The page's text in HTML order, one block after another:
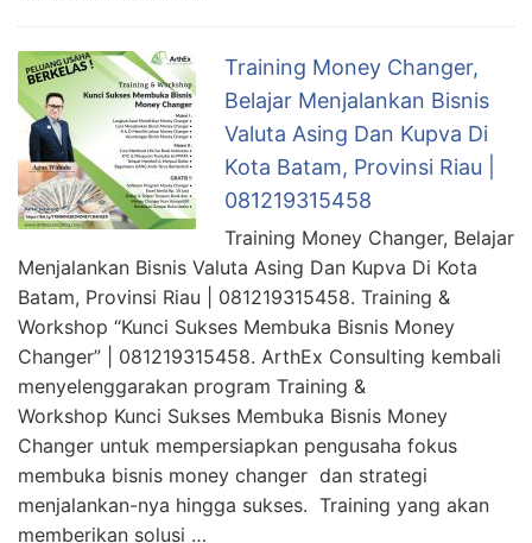
Training Money Changer,
Belajar Menjalankan Bisnis
Valuta Asing Dan Kupva Di
Kota Batam, Provinsi Riau |
081219315458
Training Money Changer, Belajar
Menjalankan Bisnis Valuta Asing Dan Kupva Di Kota
Batam, Provinsi Riau | 081219315458. Training &
Workshop “Kunci Sukses Membuka Bisnis Money
Changer” | 081219315458. ArthEx Consulting kembali
menyelenggarakan program Training &
Workshop Kunci Sukses Membuka Bisnis Money
Changer untuk mempersiapkan pengusaha fokus
membuka bisnis money changer dan strategi
menjalankan-nya hingga sukses. Training yang akan
memberikan solusi …